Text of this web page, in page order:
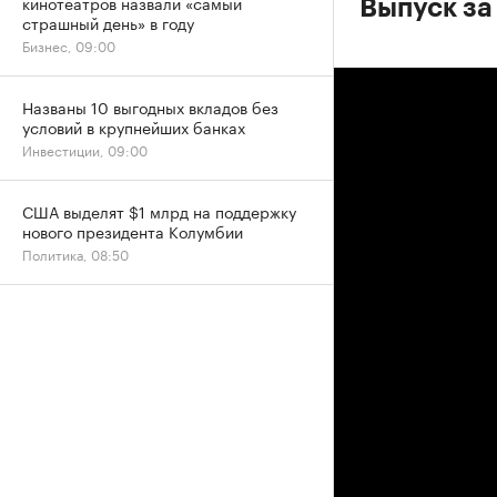
Выпуск
страшный день» в году
Бизнес, 09:00
Названы 10 выгодных вкладов без
условий в крупнейших банках
Инвестиции, 09:00
США выделят $1 млрд на поддержку
нового президента Колумбии
Политика, 08:50